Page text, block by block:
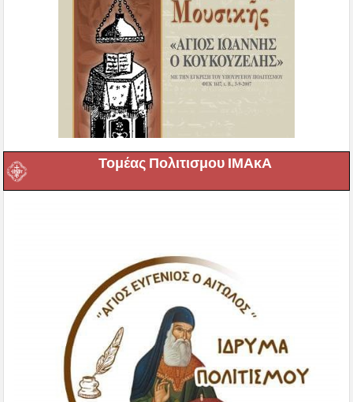
Τομέας Πολιτισμου ΙΜΑκΑ